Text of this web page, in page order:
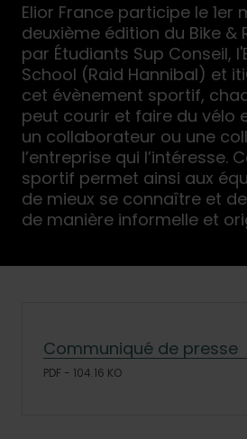
Elior France participe le 1er
deuxième édition du Bike
par Étudiants Sup Conseil,
School (Raid Hannibal) et
cet évènement sportif,
peut courir et faire du vélo
un collaborateur ou une
l’entreprise qui l’intéresse.
sportif permet ainsi aux
de mieux se connaître et
de manière informelle et
Communiqué de presse
PDF - 104.16 KO